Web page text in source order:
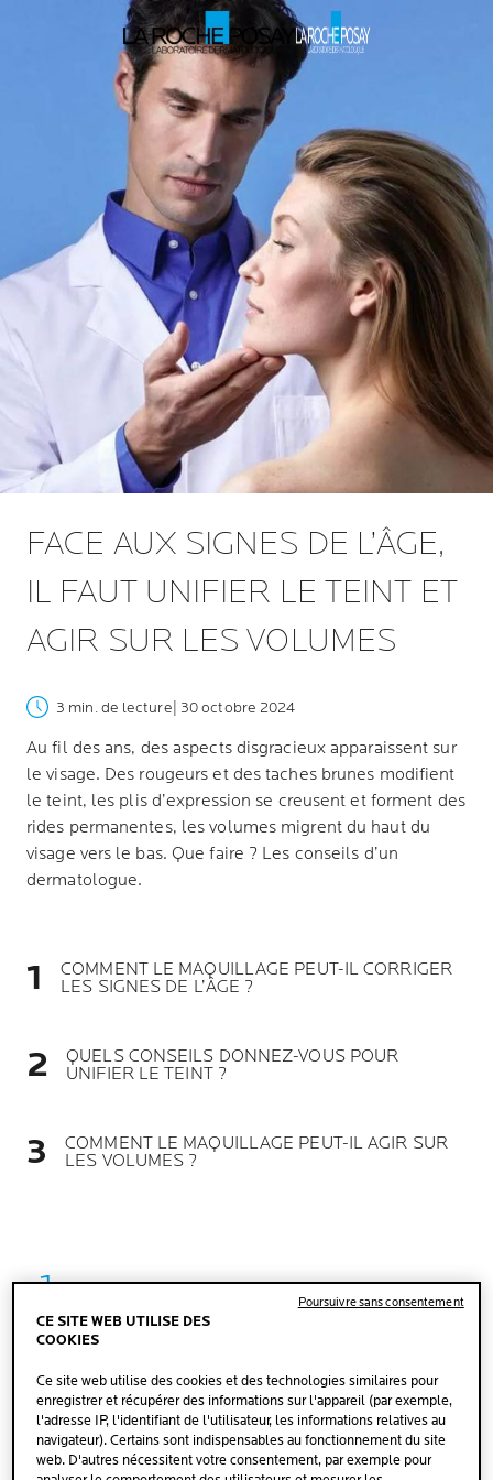
FACE AUX SIGNES DE L’ÂGE,
IL FAUT UNIFIER LE TEINT ET
AGIR SUR LES VOLUMES
3 min. de lecture | 30 octobre 2024
Au fil des ans, des aspects disgracieux apparaissent sur
le visage. Des rougeurs et des taches brunes modifient
le teint, les plis d’expression se creusent et forment des
rides permanentes, les volumes migrent du haut du
visage vers le bas. Que faire ? Les conseils d’un
dermatologue.
COMMENT LE MAQUILLAGE PEUT-IL CORRIGER
LES SIGNES DE L’ÂGE ?
QUELS CONSEILS DONNEZ-VOUS POUR
UNIFIER LE TEINT ?
COMMENT LE MAQUILLAGE PEUT-IL AGIR SUR
LES VOLUMES ?
COMMENT LE MAQUILLAGE
PEUT-IL CORRIGER LES SIGNES
DE L’ÂGE ?
ON SE TROUVE FACE À DEUX TYPES DE
CORRECTION À RÉALISER.
CE SITE WEB UTILISE DES
COOKIES
Ce site web utilise des cookies et des technologies similaires pour
enregistrer et récupérer des informations sur l'appareil (par exemple,
l'adresse IP, l'identifiant de l'utilisateur, les informations relatives au
navigateur). Certains sont indispensables au fonctionnement du site
web. D'autres nécessitent votre consentement, par exemple pour
Poursuivre sans consentement